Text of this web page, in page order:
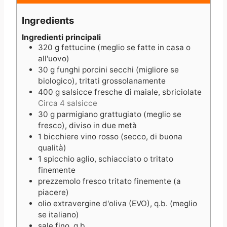
tu
n
e
s
Ingredients
Ingredienti principali
320 g fettucine (meglio se fatte in casa o
all'uovo)
30 g funghi porcini secchi (migliore se
biologico), tritati grossolanamente
400 g salsicce fresche di maiale, sbriciolate
Circa 4 salsicce
30 g parmigiano grattugiato (meglio se
fresco), diviso in due metà
1 bicchiere vino rosso (secco, di buona
qualità)
1 spicchio aglio, schiacciato o tritato
finemente
prezzemolo fresco tritato finemente (a
piacere)
olio extravergine d'oliva (EVO), q.b. (meglio
se italiano)